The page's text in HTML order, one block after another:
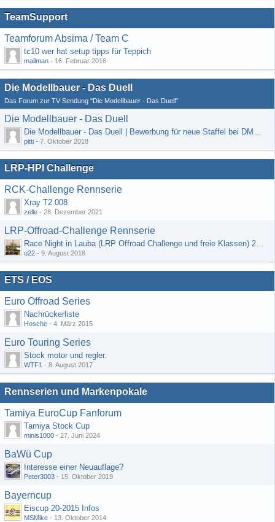
TeamSupport
Teamforum Absima / Team C
tc10 wer hat setup tipps für Teppich
mailman - 16. Februar 2016
Die Modellbauer - Das Duell
Das Forum zur TV-Sendung "Die Modellbauer - Das Duell"
Die Modellbauer - Das Duell
Die Modellbauer - Das Duell | Bewerbung für neue Staffel bei DMAX *Werbung*
pitti - 7. Oktober 2018
LRP-HPI Challenge
RCK-Challenge Rennserie
Xray T2 008
zelle - 28. Dezember 2021
LRP-Offroad-Challenge Rennserie
Race Night in Lauba (LRP Offroad Challenge und freie Klassen) 25/26.08
u22 - 9. August 2018
ETS / EOS
Euro Offroad Series
Nachrückerliste
Hosche - 4. März 2015
Euro Touring Series
Stock motor und regler.
WTF1 - 8. August 2017
Rennserien und Markenpokale
Tamiya EuroCup Fanforum
Tamiya Stock Cup
minis1000 - 27. Juni 2024
BaWü Cup
Interesse einer Neuauflage?
Peter3003 - 15. Oktober 2019
Bayerncup
Eiscup 20-2015 Infos
MSMike - 13. Oktober 2014